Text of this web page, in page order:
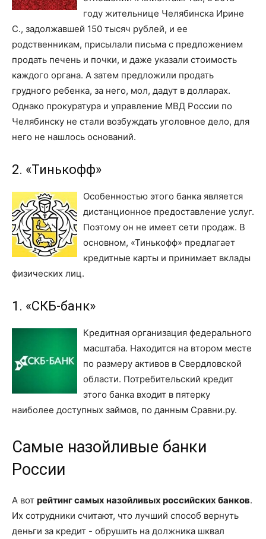
году жительнице Челябинска Ирине
С., задолжавшей 150 тысяч рублей, и ее
родственникам, присылали письма с предложением
продать печень и почки, и даже указали стоимость
каждого органа. А затем предложили продать
грудного ребенка, за него, мол, дадут в долларах.
Однако прокуратура и управление МВД России по
Челябинску не стали возбуждать уголовное дело, для
него не нашлось оснований.
2. «Тинькофф»
Особенностью этого банка является
дистанционное предоставление услуг.
Поэтому он не имеет сети продаж. В
основном, «Тинькофф» предлагает
кредитные карты и принимает вклады
физических лиц.
1. «СКБ-банк»
Кредитная организация федерального
масштаба. Находится на втором месте
по размеру активов в Свердловской
области. Потребительский кредит
этого банка входит в пятерку
наиболее доступных займов, по данным Сравни.ру.
Самые назойливые банки
России
А вот рейтинг самых назойливых российских банков.
Их сотрудники считают, что лучший способ вернуть
деньги за кредит - обрушить на должника шквал